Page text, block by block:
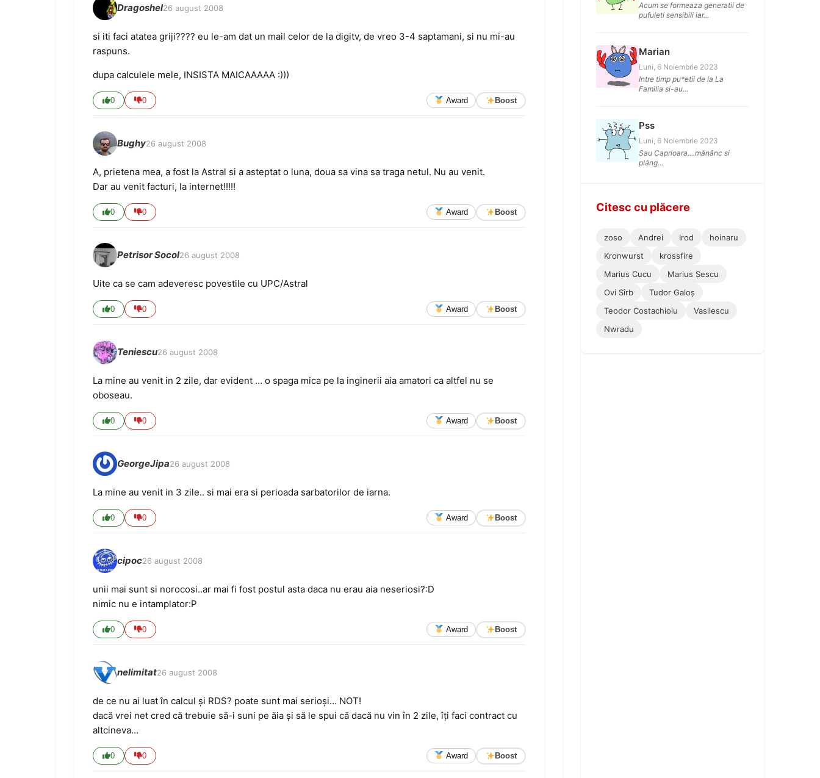
Dragoshel26 august 2008
si iti faci atatea griji???? eu le-am dat un mail celor de la digitv, de vreo 3-4 saptamani, si nu mi-au
raspuns.
dupa calculele mele, INSISTA MAICAAAAA :)))
0 0 Award Boost
Bughy26 august 2008
A, prietena mea, a fost la Astral si a asteptat o luna, doua sa vina sa traga netul. Nu au venit.
Dar au venit facturi, la internet!!!!!
0 0 Award Boost
Petrisor Socol26 august 2008
Uite ca se cam adeveresc povestile cu UPC/Astral
0 0 Award Boost
Teniescu26 august 2008
La mine au venit in 2 zile, dar evident … o spaga mica pe la inginerii aia amatori ca altfel nu se
oboseau.
0 0 Award Boost
GeorgeJipa26 august 2008
La mine au venit in 3 zile.. si mai era si perioada sarbatorilor de iarna.
0 0 Award Boost
cipoc26 august 2008
unii mai sunt si norocosi..ar mai fi fost postul asta daca nu erau aia neseriosi?:D
nimic nu e intamplator:P
0 0 Award Boost
nelimitat26 august 2008
de ce nu ai luat în calcul şi RDS? poate sunt mai serioşi… NOT!
dacă vrei net cred că trebuie să-i suni pe ăia şi să le spui că dacă nu vin în 2 zile, îţi faci contract cu
altcineva…
0 0 Award Boost
Acum se formeaza generatii de
pufuleti sensibili iar...
Marian
Luni, 6 Noiembrie 2023
Intre timp pu*etii de la La
Familia si-au...
Pss
Luni, 6 Noiembrie 2023
Sau Caprioara....mănânc si
plâng...
Citesc cu plăcere
zoso Andrei Irod
hoinaru
Kronwurst
krossfire
Marius Cucu
Marius Sescu
Ovi Sîrb
Tudor Galoș
Teodor Costachioiu
Vasilescu
Nwradu